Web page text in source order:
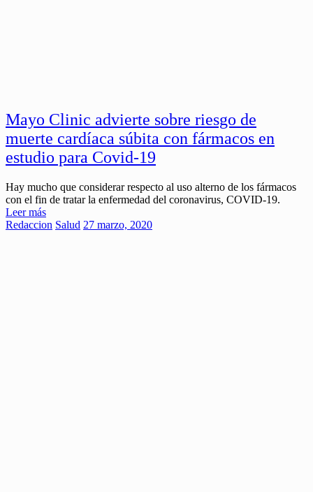
Mayo Clinic advierte sobre riesgo de
muerte cardíaca súbita con fármacos en
estudio para Covid-19
Hay mucho que considerar respecto al uso alterno de los fármacos
con el fin de tratar la enfermedad del coronavirus, COVID-19.
Leer más
Redaccion Salud 27 marzo, 2020